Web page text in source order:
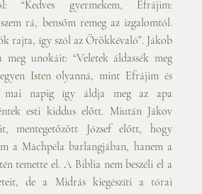
“Kedves gyermekem, Efrájim:
rá, bensőm remeg az izgalomtól.
rajta, így szól az Örökkévaló”. Jákob
unokáit: “Veletek áldassék meg
Isten olyanná, mint Efrájim és
mai napig így áldja meg az apa
esti kiddus előtt. Miután Jákov
mentegetőzött József előtt, hogy
a Máchpéla barlangjában, hanem a
temette el. A Biblia nem beszéli el a
de a Midrás kiegészíti a tórai